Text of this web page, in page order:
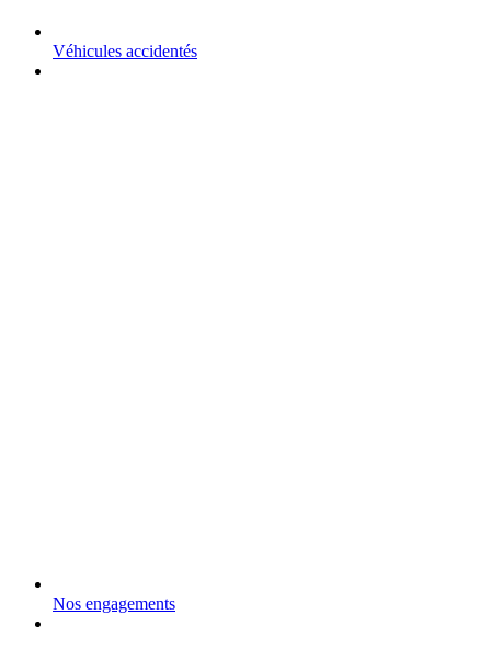
Véhicules accidentés
Nos engagements